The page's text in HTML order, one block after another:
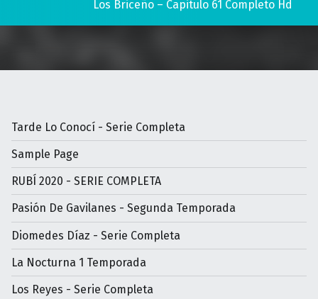
Los Briceño – Capitulo 61 Completo Hd
Tarde Lo Conocí - Serie Completa
Sample Page
RUBÍ 2020 - SERIE COMPLETA
Pasión De Gavilanes - Segunda Temporada
Diomedes Díaz - Serie Completa
La Nocturna 1 Temporada
Los Reyes - Serie Completa